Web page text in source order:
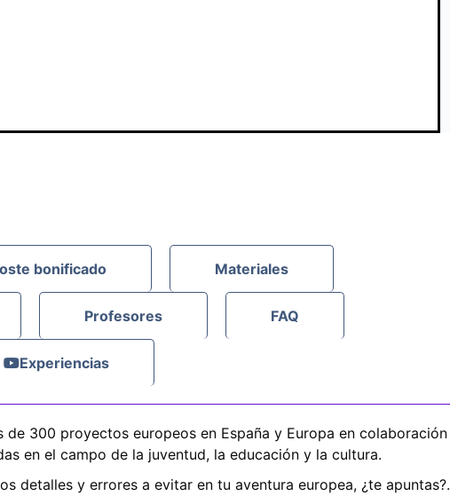
bonificado Materiales
Profesores FAQ
Experiencias
de 300 proyectos europeos en España y Europa en colaboración
en el campo de la juventud, la educación y la cultura.
detalles y errores a evitar en tu aventura europea, ¿te apuntas?.